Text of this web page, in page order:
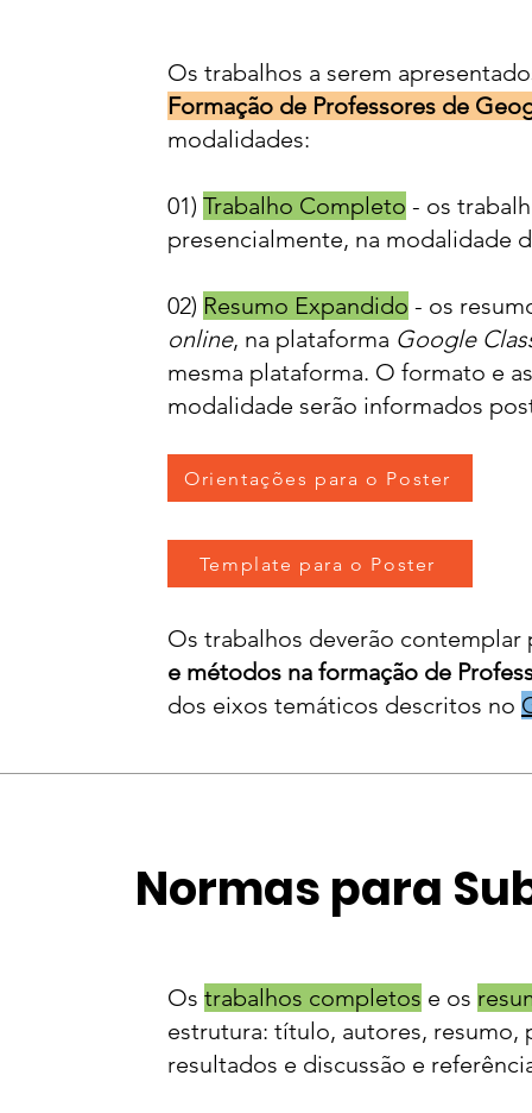
Os trabalhos a serem
Formação de Professores de
modalidades:
01) Trabalho Completo - os
presencialmente, na modalidade
02) Resumo Expandido - os
online, na plataforma Google
mesma plataforma. O formato e
modalidade serão informados
Os trabalhos deverão contemplar
e métodos na formação de
dos eixos temáticos descritos no
Orientações para o Poster
Template para o Poster
Normas para
Os trabalhos completos e os
estrutura: título, autores, resumo,
resultados e discussão e